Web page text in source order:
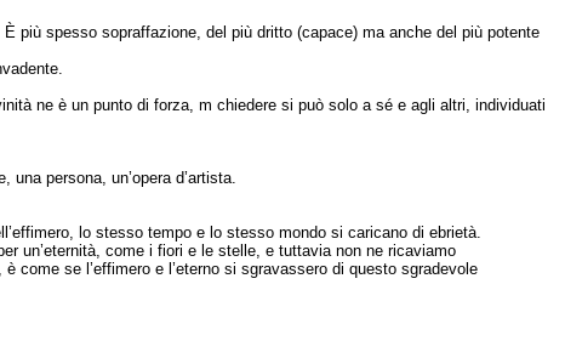
più spesso sopraffazione, del più dritto (capace) ma anche del più potente
ne è un punto di forza, m chiedere si può solo a sé e agli altri, individuati
persona, un’opera d’artista.
lo stesso tempo e lo stesso mondo si caricano di ebrietà.
un’eternità, come i fiori e le stelle, e tuttavia non ne ricaviamo
come se l’effimero e l’eterno si sgravassero di questo sgradevole